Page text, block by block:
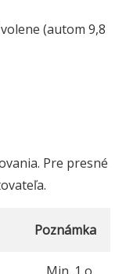
(autom 9,8
Pre presné
Poznámka